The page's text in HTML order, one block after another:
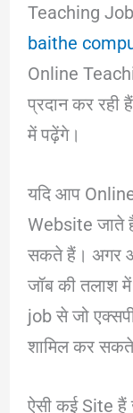
Teaching
baithe
Online
प्रदान कर
में पढ़ेंगे।
यदि आप
Website जाते
सकते हैं। अगर
जॉब की तलाश
job से जो
शामिल कर
ऐसी कई Site हैं